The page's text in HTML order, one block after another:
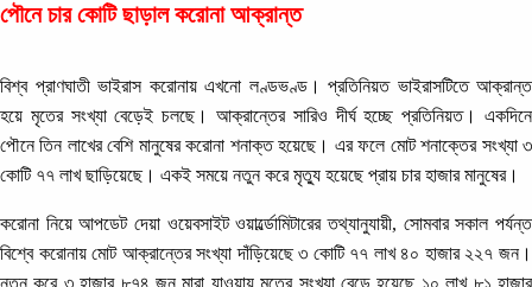
পৌনে চার কোটি ছাড়াল করোনা আক্রান্ত
বিশ্ব প্রাণঘাতী ভাইরাস করোনায় এখনো লণ্ডভণ্ড। প্রতিনিয়ত ভাইরাসটিতে আক্রান্ত
হয়ে মৃতের সংখ্যা বেড়েই চলছে। আক্রান্তের সারিও দীর্ঘ হচ্ছে প্রতিনিয়ত। একদিনে
পৌনে তিন লাখের বেশি মানুষের করোনা শনাক্ত হয়েছে। এর ফলে মোট শনাক্তের সংখ্যা ৩
কোটি ৭৭ লাখ ছাড়িয়েছে। একই সময়ে নতুন করে মৃত্যু হয়েছে প্রায় চার হাজার মানুষের।
করোনা নিয়ে আপডেট দেয়া ওয়েবসাইট ওয়ার্ল্ডোমিটারের তথ্যানুযায়ী, সোমবার সকাল পর্যন্ত
বিশ্বে করোনায় মোট আক্রান্তের সংখ্যা দাঁড়িয়েছে ৩ কোটি ৭৭ লাখ ৪০ হাজার ২২৭ জন।
নতুন করে ৩ হাজার ৮৭৪ জন মারা যাওয়ায় মৃতের সংখ্যা বেড়ে হয়েছে ১০ লাখ ৮১ হাজার